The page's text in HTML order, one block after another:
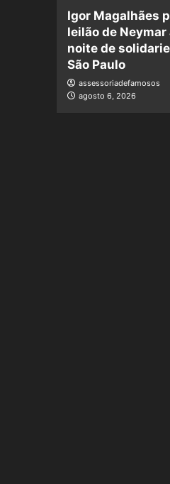
Igor Magalhães
leilão de Neymar
noite de
São Paulo
assessoriadefamosos
agosto 6, 2026